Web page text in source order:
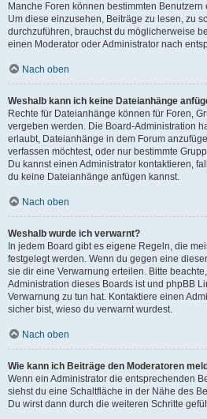
Manche Foren können bestimmten
Um diese einzusehen, Beiträge zu lesen, zu
durchzuführen, brauchst du möglicherweise
einen Moderator oder Administrator nach
Nach oben
Weshalb kann ich keine Dateianhänge
Rechte für Dateianhänge können für Foren,
vergeben werden. Die Board-Administration
erlaubt, Dateianhänge in dem Forum
verfassen möchtest, oder nur bestimmte
Du kannst einen Administrator kontaktieren,
du keine Dateianhänge anfügen kannst.
Nach oben
Weshalb wurde ich verwarnt?
In jedem Board gibt es eigene Regeln, die
festgelegt werden. Wenn du gegen eine
sie dir eine Verwarnung erteilen. Bitte
Administration dieses Boards ist und phpBB
Verwarnung zu tun hat. Kontaktiere einen
sicher bist, wieso du verwarnt wurdest.
Nach oben
Wie kann ich Beiträge den Moderatoren
Wenn ein Administrator die entsprechenden
siehst du eine Schaltfläche in der Nähe des
Du wirst dann durch die weiteren Schritte